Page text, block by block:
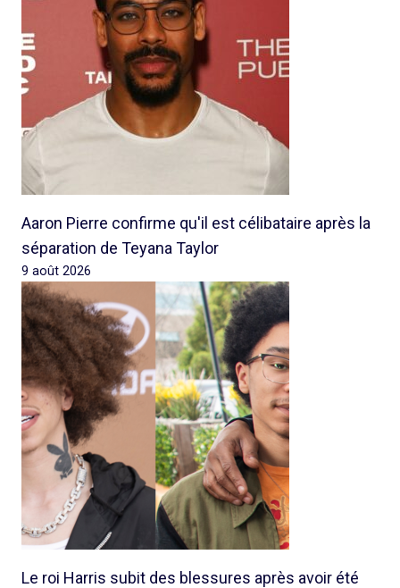
Aaron Pierre confirme qu'il est célibataire après la
séparation de Teyana Taylor
9 août 2026
Le roi Harris subit des blessures après avoir été